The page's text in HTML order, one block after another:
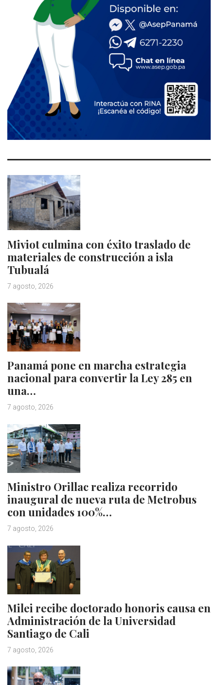
Miviot culmina con éxito traslado de
materiales de construcción a isla
Tubualá
7 agosto, 2026
Panamá pone en marcha estrategia
nacional para convertir la Ley 285 en
una…
7 agosto, 2026
Ministro Orillac realiza recorrido
inaugural de nueva ruta de Metrobus
con unidades 100%…
7 agosto, 2026
Milei recibe doctorado honoris causa en
Administración de la Universidad
Santiago de Cali
7 agosto, 2026